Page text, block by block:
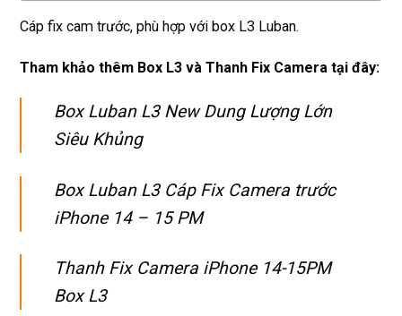
Cáp fix cam trước, phù hợp với box L3 Luban.
Tham khảo thêm Box L3 và Thanh Fix Camera tại đây:
Box Luban L3 New Dung Lượng Lớn
Siêu Khủng
Box Luban L3 Cáp Fix Camera trước
iPhone 14 – 15 PM
Thanh Fix Camera iPhone 14-15PM
Box L3